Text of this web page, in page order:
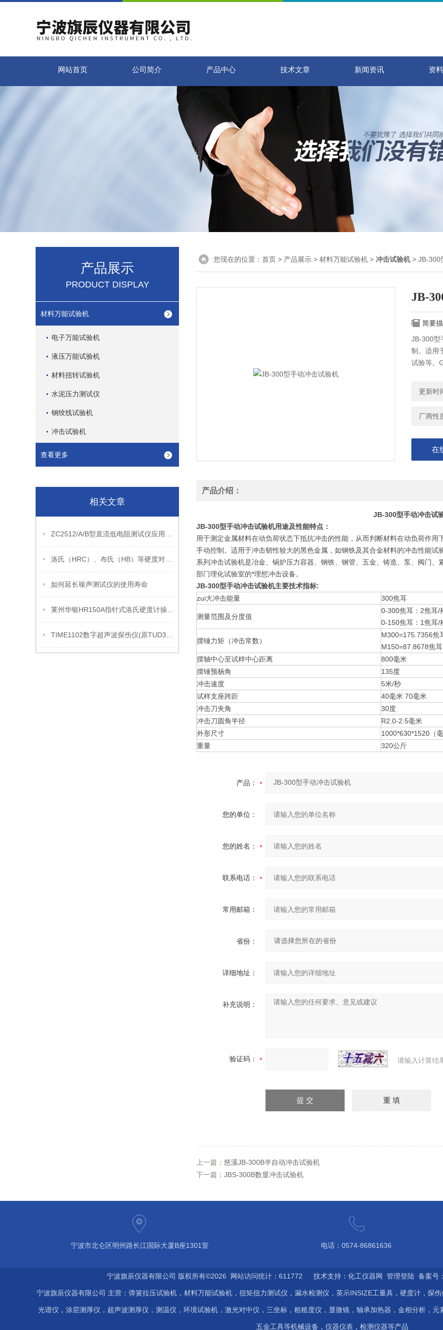
网站首页 公司简介 产品中心 技术文章 新闻资讯 资
产品展示
PRODUCT DISPLAY
材料万能试验机
电子万能试验机
液压万能试验机
材料扭转试验机
水泥压力测试仪
钢绞线试验机
冲击试验机
查看更多
相关文章
如何延长噪声测试仪的使用寿命
您现在的位置： 首页 > 产品展示 > 材料万能试验机 > 冲击试验机> JB-300
JB-
简要
JB-300型
制。适用
试验等。
门、紧
更新时
厂商性
在
产品介绍：
JB-300型手动冲击试
JB-300型手动冲击试验机用途及性能特点：
用于测定金属材料在动负荷状态下抵抗冲击的性能，从而判断材料在动负荷作
手动控制。适用于冲击韧性较大的黑色金属，如钢铁及其合金材料的冲击性能
系列冲击试验机是冶金、锅炉压力容器、钢铁、钢管、五金、铸造、泵、阀门
部门理化试验室的*理想冲击设备。
JB-300型手动冲击试验机主要技术指标:
zui大冲击能量
300焦耳
测量范围及分度值
0-300焦耳：2焦耳/
0-150焦耳：1焦耳/
摆锤力矩（冲击常数）
M300=175.7356焦
M150=87.8678焦耳
摆轴中心至试样中心距离
800毫米
摆锤预杨角
135度
冲击速度
5米/秒
试样支座跨距
40毫米 70毫米
冲击刀夹角
30度
冲击刀圆角半径
R2.0-2.5毫米
外形尺寸
1000*630*1520（
重量
320公斤
产品：
您的单位：
您的姓名：
联系电话：
常用邮箱：
省份：
详细地址：
补充说明：
验证码： 请输入计算结
上一篇： 慈溪JB-300B半自动冲击试验机
下一篇： JBS-300B数显冲击试验机
宁波市北仑区明州路长江国际大厦B座1301室 电话：0574-86861636
宁波旗辰仪器有限公司 版权所有©2026 网站访问统计：611772 技术支持： 化工仪器网 管理登陆 备案号
宁波旗辰仪器有限公司 主营：弹簧拉压试验机，材料万能试验机，扭矩扭力测试仪，漏水检测仪，英示INSIZE工量具，硬度计，探
光谱仪，涂层测厚仪，超声波测厚仪，测温仪，环境试验机，激光对中仪，三坐标，粗糙度仪，显微镜，轴承加热器，金相分析，
五金工具等机械设备，仪器仪表，检测仪器等产品